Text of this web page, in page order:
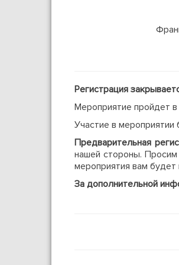
Регистрация
Мероприятие пройдет
Участие в мероприятии
Предварительная
нашей стороны. Просим
мероприятия вам будет
За дополнительной